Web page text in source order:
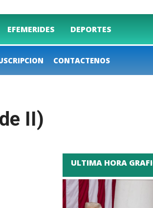
EFEMERIDES DEPORTES
CONTACTENOS
II)
ULTIMA HORA